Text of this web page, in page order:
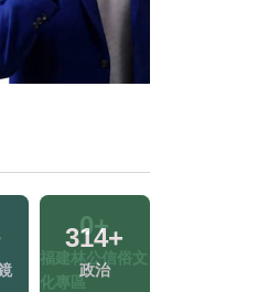
314+
政治